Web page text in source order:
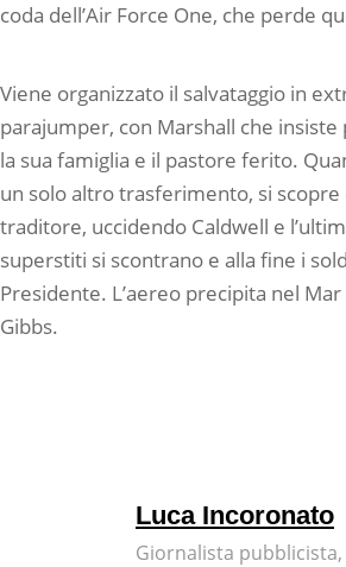
coda dell’Air Force One, che perde
Viene organizzato il salvataggio in
parajumper, con Marshall che
la sua famiglia e il pastore ferito.
un solo altro trasferimento, si scopre
traditore, uccidendo Caldwell e
superstiti si scontrano e alla fine i
Presidente. L’aereo precipita nel
Gibbs.
Luca Incoronato
Giornalista pubblicista,